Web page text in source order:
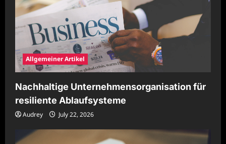
Allgemeiner Artikel
Nachhaltige Unternehmensorganisation für
resiliente Ablaufsysteme
Audrey July 22, 2026